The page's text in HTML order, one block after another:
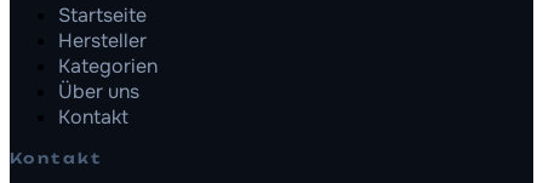
Startseite
Hersteller
Kategorien
Über uns
Kontakt
Kontakt